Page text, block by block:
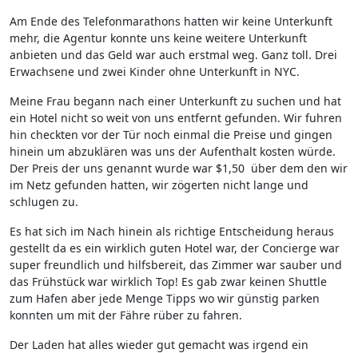
Am Ende des Telefonmarathons hatten wir keine Unterkunft
mehr, die Agentur konnte uns keine weitere Unterkunft
anbieten und das Geld war auch erstmal weg. Ganz toll. Drei
Erwachsene und zwei Kinder ohne Unterkunft in NYC.
Meine Frau begann nach einer Unterkunft zu suchen und hat
ein Hotel nicht so weit von uns entfernt gefunden. Wir fuhren
hin checkten vor der Tür noch einmal die Preise und gingen
hinein um abzuklären was uns der Aufenthalt kosten würde.
Der Preis der uns genannt wurde war $1,50 über dem den wir
im Netz gefunden hatten, wir zögerten nicht lange und
schlugen zu.
Es hat sich im Nach hinein als richtige Entscheidung heraus
gestellt da es ein wirklich guten Hotel war, der Concierge war
super freundlich und hilfsbereit, das Zimmer war sauber und
das Frühstück war wirklich Top! Es gab zwar keinen Shuttle
zum Hafen aber jede Menge Tipps wo wir günstig parken
konnten um mit der Fähre rüber zu fahren.
Der Laden hat alles wieder gut gemacht was irgend ein